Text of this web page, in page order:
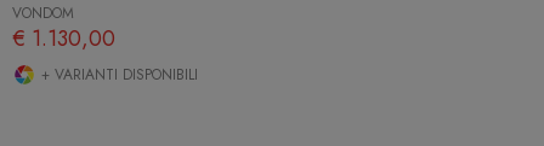
VONDOM
€ 1.130,00
+ VARIANTI DISPONIBILI